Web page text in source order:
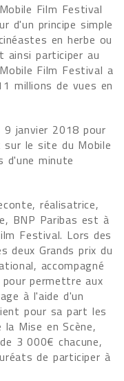
Film Festival
d'un principe simple
en herbe ou
ainsi participer au
Film Festival a
millions de vues en
janvier 2018 pour
le site du Mobile
d'une minute
réalisatrice,
BNP Paribas est à
Festival. Lors des
deux Grands prix du
accompagné
permettre aux
à l'aide d'un
pour sa part les
Mise en Scène,
3 000€ chacune,
de participer à